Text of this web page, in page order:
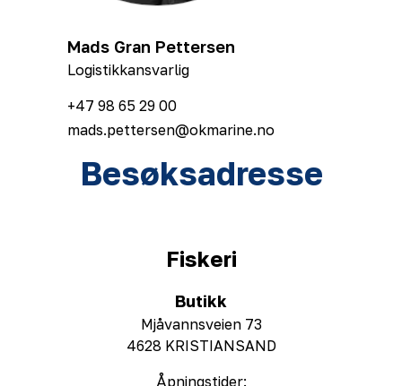
Mads Gran Pettersen
Logistikkansvarlig
+47 98 65 29 00
mads.pettersen@okmarine.no
Besøksadresse
Fiskeri
Butikk
Mjåvannsveien 73
4628 KRISTIANSAND
Åpningstider: